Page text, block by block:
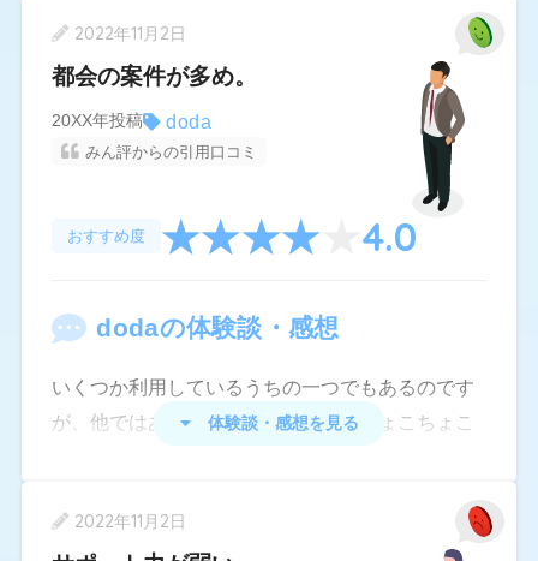
専任のコンサルタントさんが1名ついてくださり、
キャリア面談 求人紹介、面談の調整まですべて担
当してくれたので自分が思っている通りの求人を
紹介してもらうことができました。
非常に親身になって話を聞いてくれて、面談の感
想や今後の悩みなども素直にお話することができ
ました。
求人を多く紹介してくれました。
とてもよかったです。
2022年11月2日
都会の案件が多め。
20XX年投稿 doda
みん評からの引用口コミ
おすすめ度 4.0
dodaの体験談・感想
いくつか利用しているうちの一つでもあるのです
が、他ではあまりない機能もあり、ちょこちょこ
事や職場が向いているのか適正診断してくれる機
体験談・感想を見る
2022年11月2日